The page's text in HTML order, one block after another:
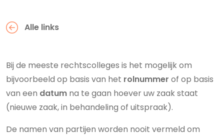
Alle links
Bij de meeste rechtscolleges is het mogelijk om
bijvoorbeeld op basis van het rolnummer of op basis
van een datum na te gaan hoever uw zaak staat
(nieuwe zaak, in behandeling of uitspraak).
De namen van partijen worden nooit vermeld om